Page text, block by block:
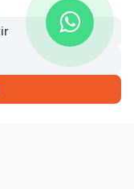
/ KOCAELİ